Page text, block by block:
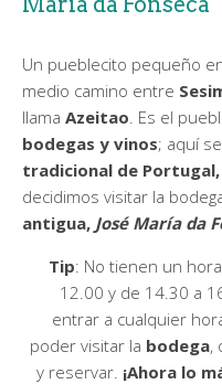
Un pueblecito pequeño
medio camino entre
llama Azeitao . Es el
bodegas y vinos; aquí
tradicional de
decidimos visitar la
antigua, José María da
Tip: No tienen un
12.00 y de 14.30 a
entrar a cualquier
poder visitar la bodega,
y reservar. ¡Ahora lo